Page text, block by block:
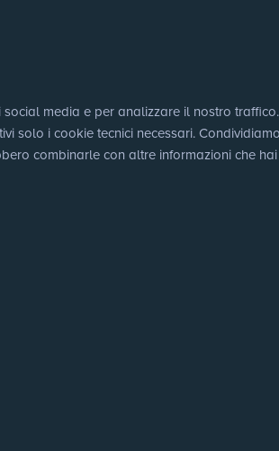
media e per analizzare il nostro
solo i cookie tecnici necessari.
combinarle con altre informazioni che